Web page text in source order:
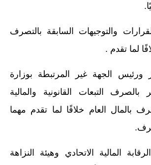
المرحلة المتوسطة
المرحلة الابتدائية
المرحلة الاعدادية
والتوجيهات السابقة بالتصرف
لما تقدم .
ورئيس الجهة غير المرتبطة بوزارة
بالصرف التبعات القانونية والمالية
بالمال العام خلافًا لما تقدم مهما
المالية الاتحادي وهيئة النزاهة